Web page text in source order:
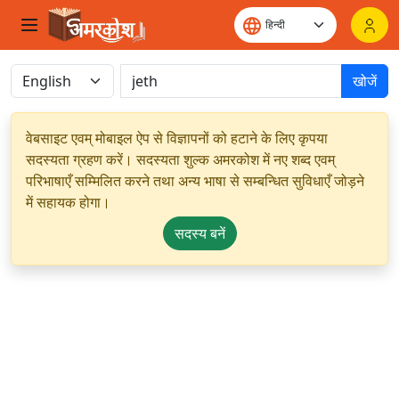
खोजें
वेबसाइट एवम् मोबाइल ऐप से विज्ञापनों को हटाने के लिए कृपया
सदस्यता ग्रहण करें। सदस्यता शुल्क अमरकोश में नए शब्द एवम्
परिभाषाएँ सम्मिलित करने तथा अन्य भाषा से सम्बन्धित सुविधाएँ जोड़ने
में सहायक होगा।
सदस्य बनें